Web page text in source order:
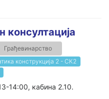
Грађевинарство
конструкција 2 - СК2
14:00, кабина 2.10.